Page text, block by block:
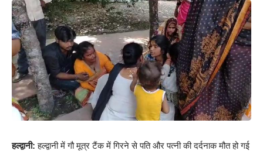
हल्द्वानी: हल्द्वानी में गौ मूत्र टैंक में गिरने से पति और पत्नी की दर्दनाक मौत हो गई